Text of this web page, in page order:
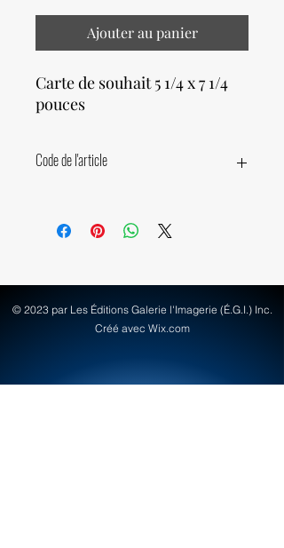
Ajouter au panier
Carte de souhait 5 1/4 x 7 1/4
pouces
Code de l'article
© 2023 par Les Éditions Galerie l'Imagerie (É.G.I.) Inc.
Créé avec Wix.com